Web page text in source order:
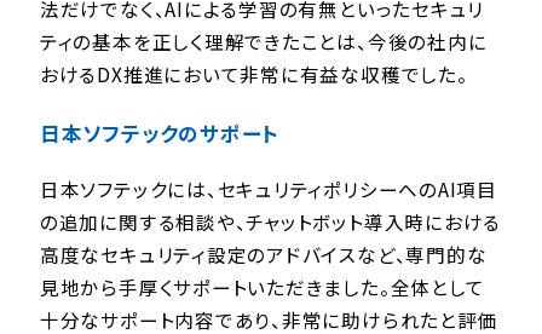
法だけでなく、AIによる学習の有無といったセキュリ
ティの基本を正しく理解できたことは、今後の社内に
おけるDX推進において非常に有益な収穫でした。
日本ソフテックのサポート
日本ソフテックには、セキュリティポリシーへのAI項目
の追加に関する相談や、チャットボット導入時における
高度なセキュリティ設定のアドバイスなど、専門的な
見地から手厚くサポートいただきました。全体として
十分なサポート内容であり、非常に助けられたと評価